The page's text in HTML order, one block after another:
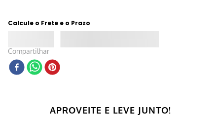
Calcule o Frete e o Prazo
Compartilhar
APROVEITE E LEVE JUNTO!